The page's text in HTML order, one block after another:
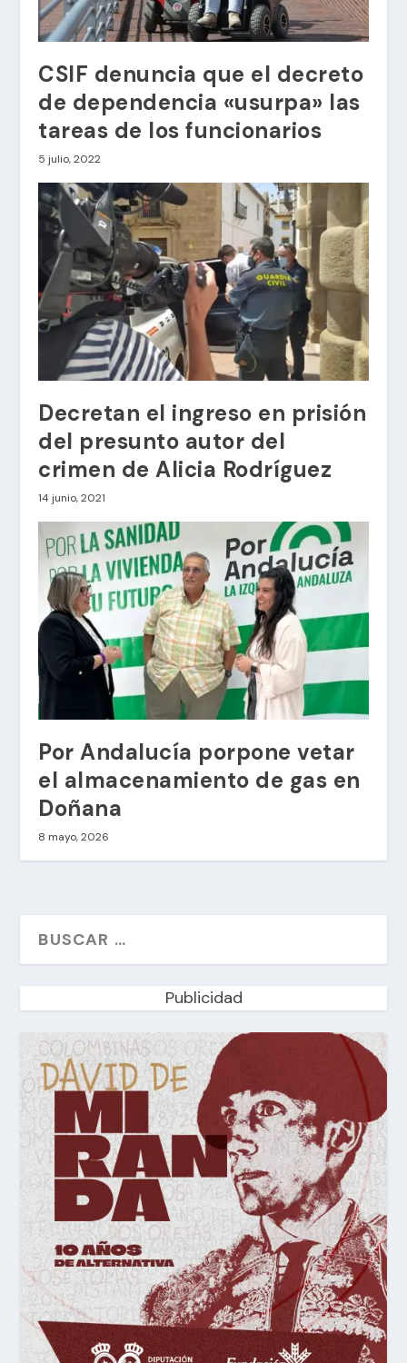
CSIF denuncia que el decreto
de dependencia «usurpa» las
tareas de los funcionarios
5 julio, 2022
Decretan el ingreso en prisión
del presunto autor del
crimen de Alicia Rodríguez
14 junio, 2021
Por Andalucía porpone vetar
el almacenamiento de gas en
Doñana
8 mayo, 2026
Publicidad